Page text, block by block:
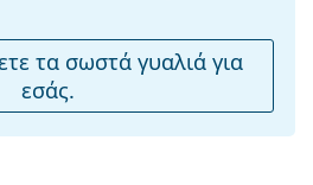
τα σωστά γυαλιά για
εσάς.